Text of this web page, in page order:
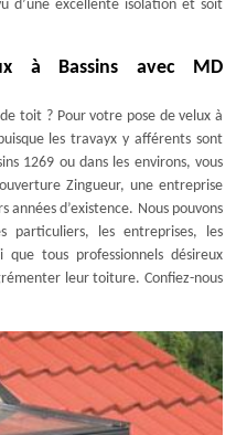
d’une excellente isolation et soit
à Bassins avec MD
toit ? Pour votre pose de velux à
les travayx y afférents sont
1269 ou dans les environs, vous
Zingueur, une entreprise
années d’existence. Nous pouvons
particuliers, les entreprises, les
que tous professionnels désireux
leur toiture. Confiez-nous